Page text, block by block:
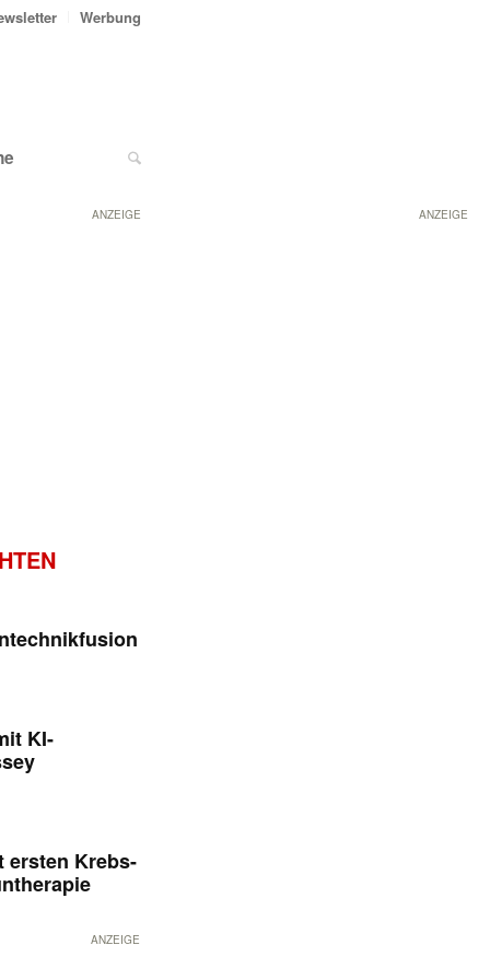
ANZEIGE
Werbung
ANZEIGE
KI-
ersten Krebs-
ANZEIGE